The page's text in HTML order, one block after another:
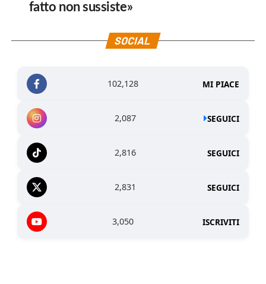
fatto non sussiste»
SOCIAL
102,128 MI PIACE
2,087 SEGUICI
2,816 SEGUICI
2,831 SEGUICI
3,050 ISCRIVITI